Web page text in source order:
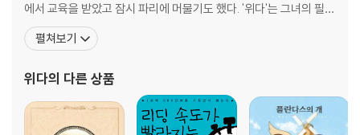
에서 교육을 받았고 잠시 파리에 머물기도 했다. '위다'는 그녀의 필명
으로, 본명의 가운데 이름인 '루이자'의 유년시절 발음에서 비롯되었
다. 그러나 아버지의 수입은 일정치 않았기 때문에 그녀는 가난한 집
뒤에는 어머니와 함께
펼쳐보기
위다의 다른 상품